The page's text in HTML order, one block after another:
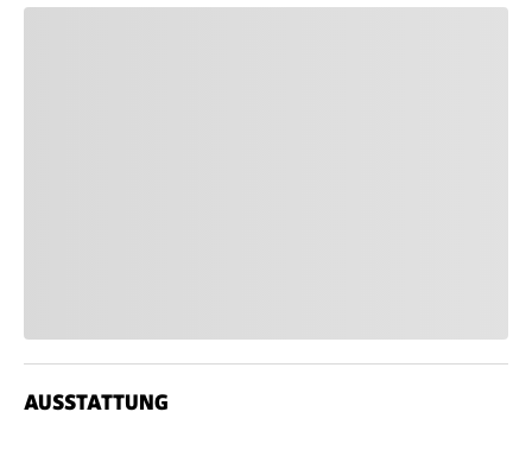
AUSSTATTUNG